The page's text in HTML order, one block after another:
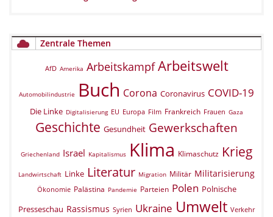
Zentrale Themen
AfD Amerika Arbeitskampf Arbeitswelt
Automobilindustrie Buch Corona Coronavirus COVID-19
Die Linke Digitalisierung EU Europa Film Frankreich Frauen Gaza
Geschichte Gesundheit Gewerkschaften
Griechenland Israel Kapitalismus Klima Klimaschutz Krieg
Landwirtschaft Linke Literatur Migration Militär Militarisierung
Ökonomie Palästina Pandemie Parteien Polen Polnische
Presseschau Rassismus Syrien Ukraine Umwelt Verkehr